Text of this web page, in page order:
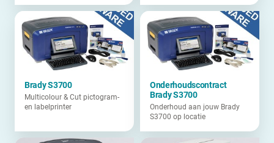
Brady S3700
Multicolour & Cut pictogram-
en labelprinter
Onderhoudscontract
Brady S3700
Onderhoud aan jouw Brady
S3700 op locatie